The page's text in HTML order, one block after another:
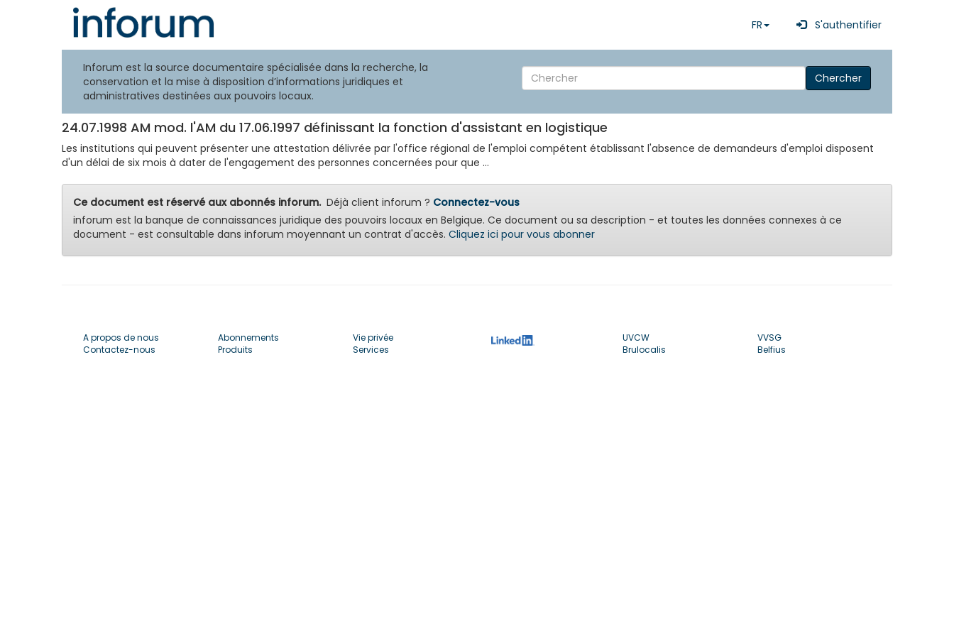
FR S'authentifier
Inforum est la source documentaire spécialisée dans la recherche, la
conservation et la mise à disposition d’informations juridiques et
administratives destinées aux pouvoirs locaux.
Chercher
24.07.1998 AM mod. l'AM du 17.06.1997 définissant la fonction d'assistant en logistique
Les institutions qui peuvent présenter une attestation délivrée par l'office régional de l'emploi compétent établissant l'absence de demandeurs d'emploi disposent
d'un délai de six mois à dater de l'engagement des personnes concernées pour que ...
Ce document est réservé aux abonnés inforum.Déjà client inforum ? Connectez-vous
inforum est la banque de connaissances juridique des pouvoirs locaux en Belgique. Ce document ou sa description - et toutes les données connexes à ce
document - est consultable dans inforum moyennant un contrat d'accès. Cliquez ici pour vous abonner
A propos de nous
Contactez-nous
Abonnements
Produits
Vie privée
Services
UVCW
Brulocalis
VVSG
Belfius